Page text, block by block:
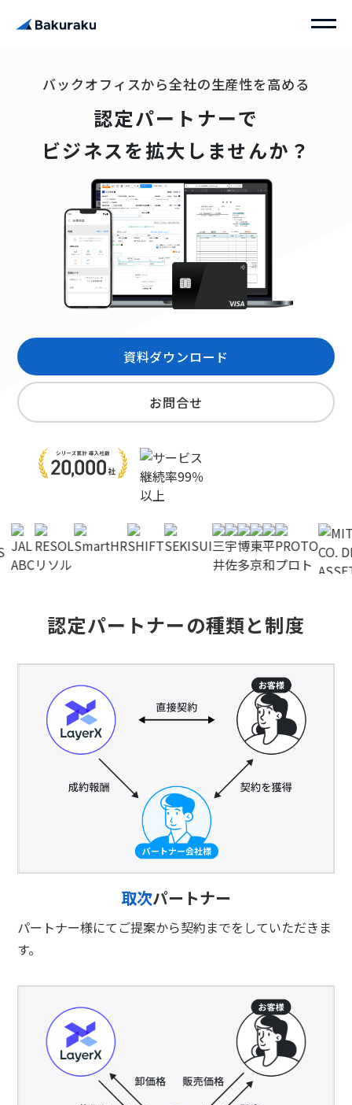
バックオフィスから全社の生産性を高める
認定パートナーで
ビジネスを拡大しませんか？
資料ダウンロード
お問合せ
認定パートナーの種類と制度
取次パートナー
パートナー様にてご提案から契約までをしていただきま
す。